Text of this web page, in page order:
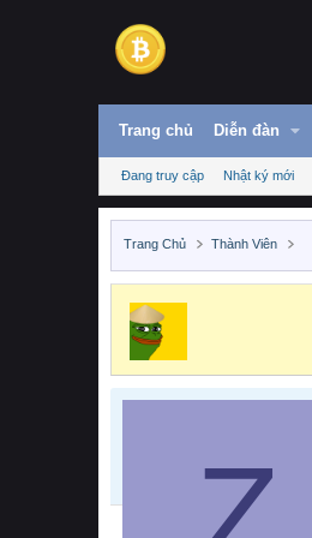
Trang chủ Diễn đàn
Đang truy cập Nhật ký mới
Trang Chủ Thành Viên